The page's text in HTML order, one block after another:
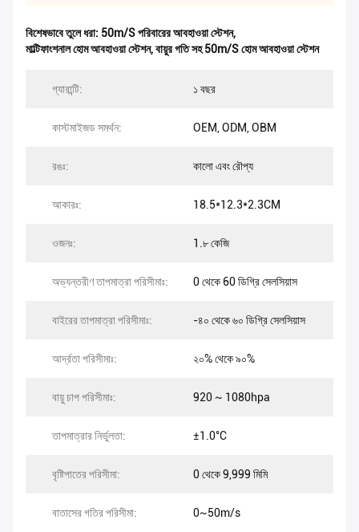
বিশেষভাবে তুলে ধরা: 50m/S পরিবারের আবহাওয়া স্টেশন,
মাল্টিফাংশনাল হোম আবহাওয়া স্টেশন,বায়ুর গতি সহ 50m/S হোম আবহাওয়া স্টেশন
গ্যারান্টি: ১ বছর
কাস্টমাইজড সমর্থন: OEM, ODM, OBM
রঙঃ: কালো এবং রৌপ্য
আকারঃ: 18.5*12.3*2.3CM
ওজনঃ: 1.৮ কেজি
অভ্যন্তরীণ তাপমাত্রা পরিসীমাঃ: 0 থেকে 60 ডিগ্রি সেলসিয়াস
বাইরের তাপমাত্রা পরিসীমাঃ: -৪০ থেকে ৬০ ডিগ্রি সেলসিয়াস
আর্দ্রতা পরিসীমাঃ: ২০% থেকে ৯০%
বায়ু চাপ পরিসীমাঃ: 920 ~ 1080hpa
তাপমাত্রার নির্ভুলতা: ±1.0°C
বৃষ্টিপাতের পরিসীমা: 0 থেকে 9,999 মিমি
বাতাসের গতির পরিসীমা: 0~50m/s